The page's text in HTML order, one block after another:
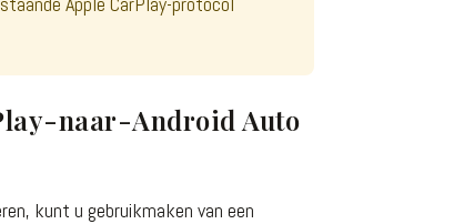
naar-Android Auto
kunt u gebruikmaken van een